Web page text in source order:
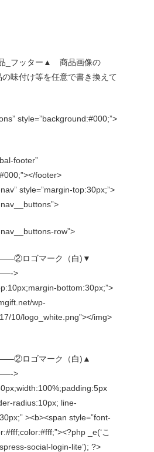
フッター▲ 商品画像の
味付け等を任意で書き換えて
style=”background:#000;”>
footer”
footer>
style=”margin-top:30px;”>
row”>
ロゴマーク（白)▼
>
bottom:30px;”>
wp-
10/logo_white.png”></img>
ロゴマーク（白)▲
>
radius:10px; line-
><b><span style=”font-
_e(‘こ
social-login-lite’); ?>